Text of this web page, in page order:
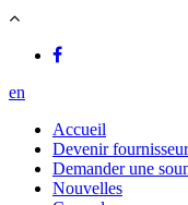
en
Accueil
Devenir fournisseur
Demander une
Nouvelles